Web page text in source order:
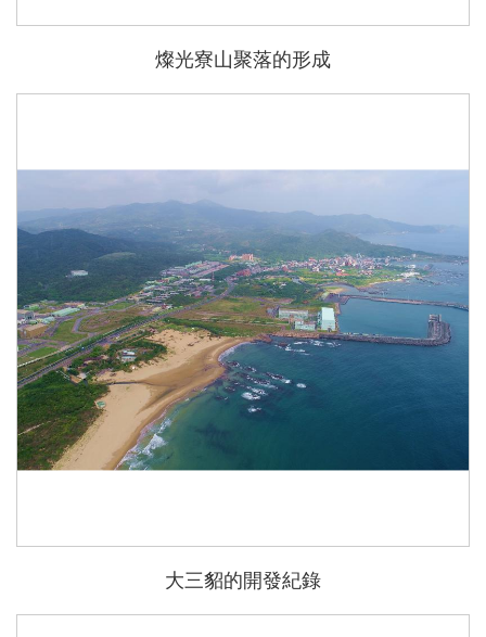
燦光寮山聚落的形成
大三貂的開發紀錄